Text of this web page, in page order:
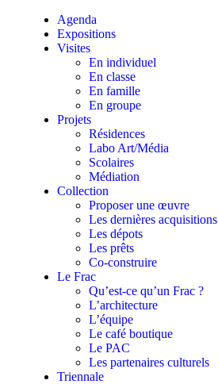
Agenda
Expositions
Visites
En individuel
En classe
En famille
En groupe
Projets
Résidences
Labo Art/Média
Scolaires
Médiation
Collection
Proposer une œuvre
Les dernières acquisitions
Les dépots
Les prêts
Co-construire
Le Frac
Qu’est-ce qu’un Frac ?
L’architecture
L’équipe
Le café boutique
Le PAC
Les partenaires culturels
Triennale